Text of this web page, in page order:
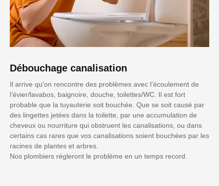
Débouchage canalisation
Il arrive qu'on rencontre des problèmes avec l’écoulement de
l’évier/lavabos, baignoire, douche, toilettes/WC. Il est fort
probable que la tuyauterie soit bouchée. Que se soit causé par
des lingettes jetées dans la toilette, par une accumulation de
cheveux ou nourriture qui obstruent les canalisations, ou dans
certains cas rares que vos canalisations soient bouchées par les
racines de plantes et arbres.
Nos plombiers régleront le problème en un temps record.